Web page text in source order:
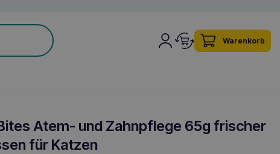
Warenkorb
Atem- und Zahnpflege 65g frischer
für Katzen